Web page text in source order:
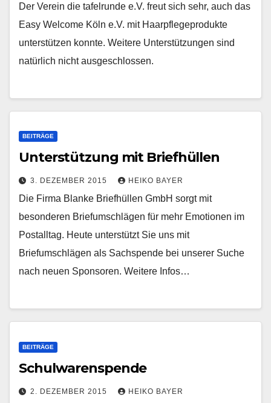
Der Verein die tafelrunde e.V. freut sich sehr, auch das
Easy Welcome Köln e.V. mit Haarpflegeprodukte
unterstützen konnte. Weitere Unterstützungen sind
natürlich nicht ausgeschlossen.
BEITRÄGE
Unterstützung mit Briefhüllen
3. DEZEMBER 2015 HEIKO BAYER
Die Firma Blanke Briefhüllen GmbH sorgt mit
besonderen Briefumschlägen für mehr Emotionen im
Postalltag. Heute unterstützt Sie uns mit
Briefumschlägen als Sachspende bei unserer Suche
nach neuen Sponsoren. Weitere Infos…
BEITRÄGE
Schulwarenspende
2. DEZEMBER 2015 HEIKO BAYER